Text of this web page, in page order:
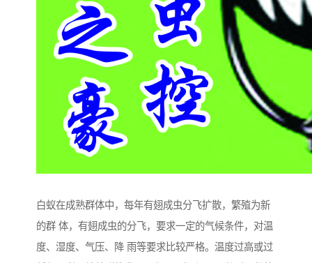
白蚁在成熟群体中，每年有翅成虫分飞扩散，繁殖为新
的群 体，有翅成虫的分飞，要求一定的气候条件，对温
度、湿度、气压、降 雨等要求比较严格。温度过高或过